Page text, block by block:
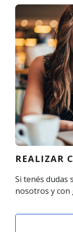
REALIZAR
Si tenés dudas
nosotros y con